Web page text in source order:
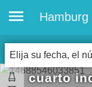
Hamburg
Elija su fecha, el
cerrar
8Accommodations
cuarto